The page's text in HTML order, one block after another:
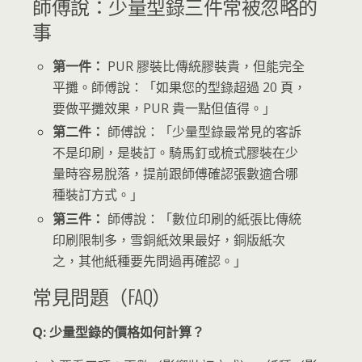
事
第一件： PUR 膠裝比傳統膠裝貴，但能完全
平攤。師傅說：「如果您的型錄超過 20 頁，
要做平攤效果，PUR 貴一點但值得。」
第二件： 師傅說：「少量型錄最常見的客訴
不是印刷，是裝訂。騎馬釘或梳式膠裝在少
量時容易脫落，提前跟師傅確認張數適合哪
種裝訂方式。」
第三件： 師傅說：「數位印刷的紙張比傳統
印刷限制多，雪銅紙效果最好，銅版紙次
之，其他紙種要先問過再確認。」
常見問題（FAQ）
Q: 少量型錄的價格如何計算？